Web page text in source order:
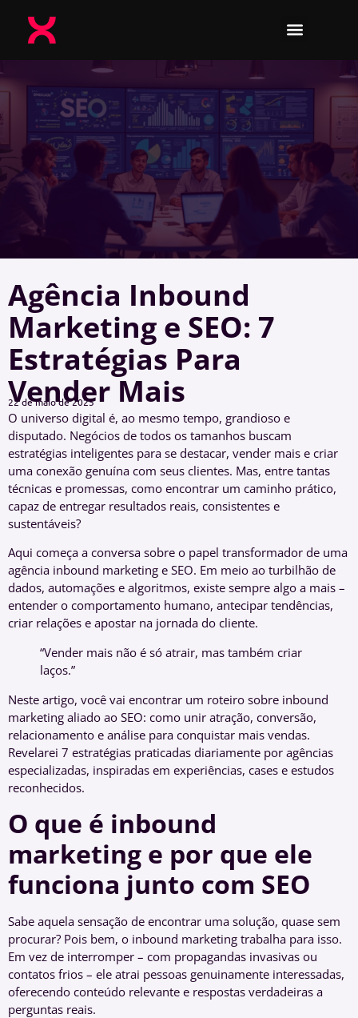
Agência Inbound
Marketing e SEO: 7
Estratégias Para
Vender Mais
22 de maio de 2025
O universo digital é, ao mesmo tempo, grandioso e
disputado. Negócios de todos os tamanhos buscam
estratégias inteligentes para se destacar, vender mais e criar
uma conexão genuína com seus clientes. Mas, entre tantas
técnicas e promessas, como encontrar um caminho prático,
capaz de entregar resultados reais, consistentes e
sustentáveis?
Aqui começa a conversa sobre o papel transformador de uma
agência inbound marketing e SEO. Em meio ao turbilhão de
dados, automações e algoritmos, existe sempre algo a mais –
entender o comportamento humano, antecipar tendências,
criar relações e apostar na jornada do cliente.
“Vender mais não é só atrair, mas também criar
laços.”
Neste artigo, você vai encontrar um roteiro sobre inbound
marketing aliado ao SEO: como unir atração, conversão,
relacionamento e análise para conquistar mais vendas.
Revelarei 7 estratégias praticadas diariamente por agências
especializadas, inspiradas em experiências, cases e estudos
reconhecidos.
O que é inbound
marketing e por que ele
funciona junto com SEO
Sabe aquela sensação de encontrar uma solução, quase sem
procurar? Pois bem, o inbound marketing trabalha para isso.
Em vez de interromper – com propagandas invasivas ou
contatos frios – ele atrai pessoas genuinamente interessadas,
oferecendo conteúdo relevante e respostas verdadeiras a
perguntas reais.